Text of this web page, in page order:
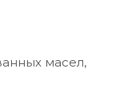
масел,